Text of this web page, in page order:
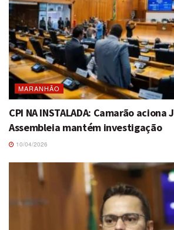
MARANHÃO
CPI NA INSTALADA: Camarão
Assembleia mantém investigação
10/04/2026